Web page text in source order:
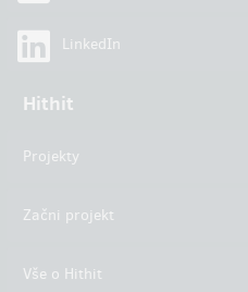
LinkedIn
Hithit
Projekty
Začni projekt
Vše o Hithit